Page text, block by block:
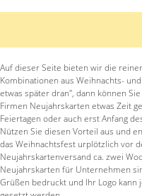
Auf dieser Seite bieten wir die
Kombinationen aus Weihnachts-
etwas später dran", dann können
Firmen Neujahrskarten etwas Zeit
Feiertagen oder auch erst Anfang
Nützen Sie diesen Vorteil aus und
das Weihnachtsfest urplötzlich vor
Neujahrskartenversand ca. zwei
Neujahrskarten für Unternehmen
Grüßen bedruckt und Ihr Logo kann